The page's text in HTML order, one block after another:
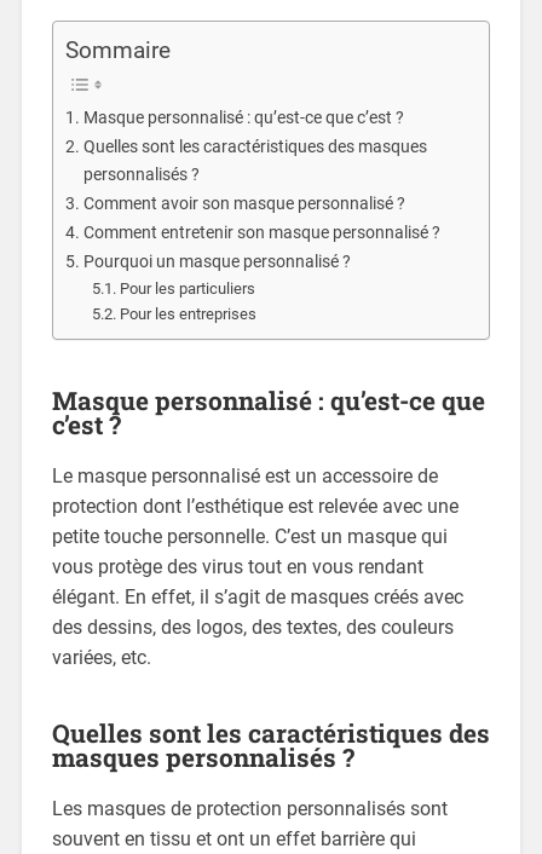
Sommaire
Masque personnalisé : qu’est-ce que c’est ?
Quelles sont les caractéristiques des masques
personnalisés ?
Comment avoir son masque personnalisé ?
Comment entretenir son masque personnalisé ?
Pourquoi un masque personnalisé ?
Pour les particuliers
Pour les entreprises
Masque personnalisé : qu’est-ce que
c’est ?
Le masque personnalisé est un accessoire de
protection dont l’esthétique est relevée avec une
petite touche personnelle. C’est un masque qui
vous protège des virus tout en vous rendant
élégant. En effet, il s’agit de masques créés avec
des dessins, des logos, des textes, des couleurs
variées, etc.
Quelles sont les caractéristiques des
masques personnalisés ?
Les masques de protection personnalisés sont
souvent en tissu et ont un effet barrière qui